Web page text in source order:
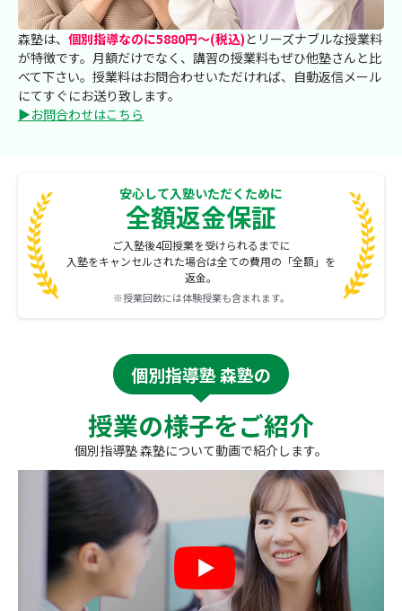
森塾は、 個別指導なのに5880円～(税込)とリーズナブルな授業料
が特徴です。月額だけでなく、講習の授業料もぜひ他塾さんと比
べて下さい。授業料はお問合わせいただければ、自動返信メール
にてすぐにお送り致します。
▶お問合わせはこちら
安心して入塾いただくために
全額返金保証
ご入塾後4回授業を受けられるまでに
入塾をキャンセルされた場合は全ての費用の「全額」を
返金。
※授業回数には体験授業も含まれます。
個別指導塾 森塾の
授業の様子をご紹介
個別指導塾 森塾について動画で紹介します。